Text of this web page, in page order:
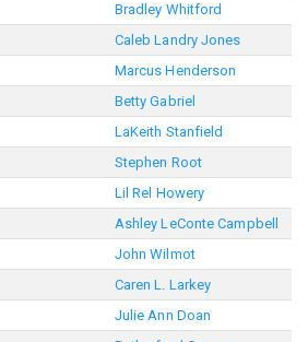
Bradley Whitford
Caleb Landry Jones
Marcus Henderson
Betty Gabriel
LaKeith Stanfield
Stephen Root
Lil Rel Howery
Ashley LeConte Campbell
John Wilmot
Caren L. Larkey
Julie Ann Doan